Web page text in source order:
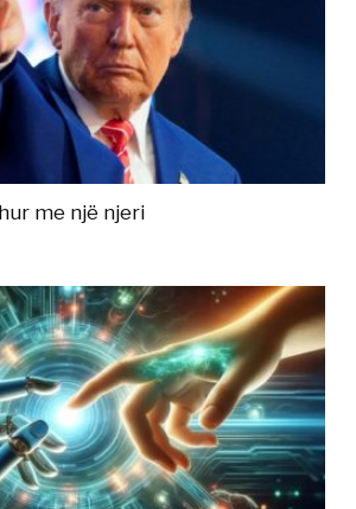
me një njeri